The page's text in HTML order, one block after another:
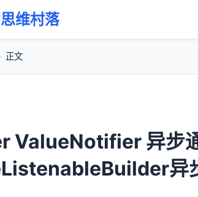
维村落
正文
ValueNotifier 异步通
异